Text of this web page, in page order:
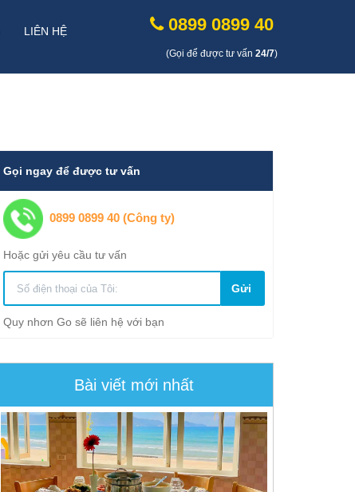
LIÊN HỆ 0899 0899 40
(Gọi để được tư vấn 24/7)
Gọi ngay để được tư vấn
0899 0899 40 (Công ty)
Hoặc gửi yêu cầu tư vấn
Gửi
Quy nhơn Go sẽ liên hệ với bạn
Bài viết mới nhất